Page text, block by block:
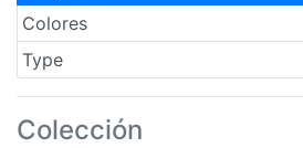
Colores
Type
Colección